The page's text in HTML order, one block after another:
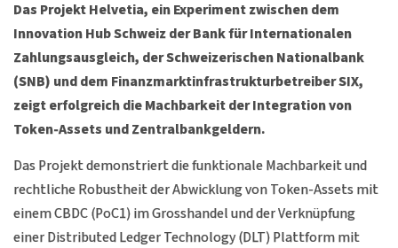
Das Projekt Helvetia, ein Experiment zwischen dem
Innovation Hub Schweiz der Bank für Internationalen
Zahlungsausgleich, der Schweizerischen Nationalbank
(SNB) und dem Finanzmarktinfrastrukturbetreiber SIX,
zeigt erfolgreich die Machbarkeit der Integration von
Token-Assets und Zentralbankgeldern.
Das Projekt demonstriert die funktionale Machbarkeit und
rechtliche Robustheit der Abwicklung von Token-Assets mit
einem CBDC (PoC1) im Grosshandel und der Verknüpfung
einer Distributed Ledger Technology (DLT) Plattform mit